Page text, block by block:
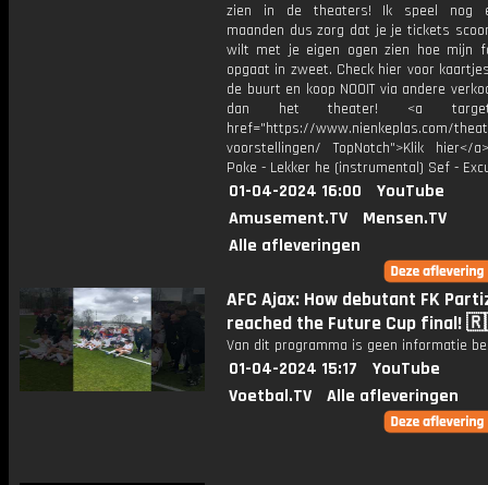
zien in de theaters! Ik speel nog
maanden dus zorg dat je je tickets
wilt met je eigen ogen zien hoe mijn
opgaat in zweet. Check hier voor
de buurt en koop NOOIT via andere
dan het theater! <a
href="https://www.nienkeplas.com/
voorstellingen/ TopNotch">Klik hier</
Poke - Lekker he (instrumental) Sef -
01-04-2024 16:00
YouTube
Amusement.TV
Mensen.TV
Alle afleveringen
AFC Ajax: How debutant FK
reached the Future Cup final!
Van dit programma is geen informatie
01-04-2024 15:17
YouTube
Voetbal.TV
Alle afleveringen